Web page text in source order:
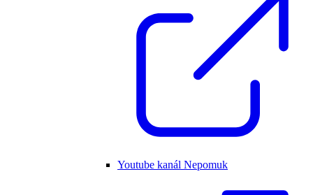
Youtube kanál Nepomuk